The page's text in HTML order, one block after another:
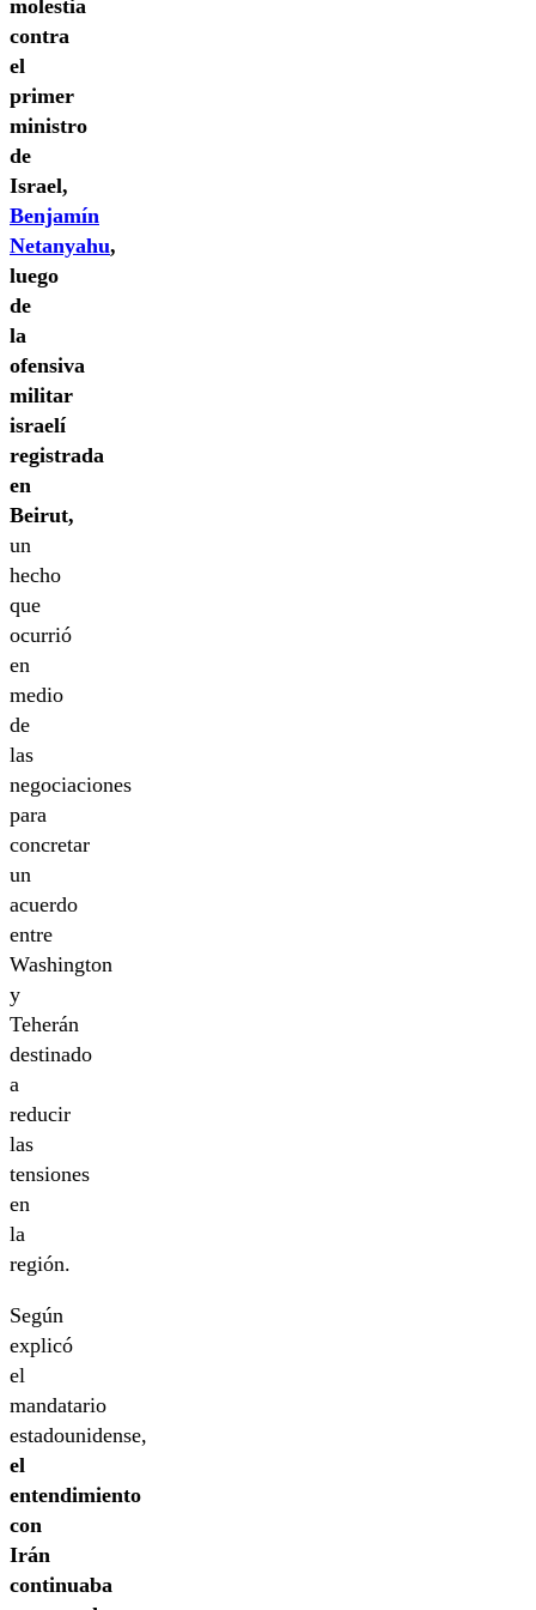
molestia
contra
el
primer
ministro
de
Israel,
Benjamín
Netanyahu,
luego
de
la
ofensiva
militar
israelí
registrada
en
Beirut,
un
hecho
que
ocurrió
en
medio
de
las
negociaciones
para
concretar
un
acuerdo
entre
Washington
y
Teherán
destinado
a
reducir
las
tensiones
en
la
región.
Según
explicó
el
mandatario
estadounidense,
el
entendimiento
con
Irán
continuaba